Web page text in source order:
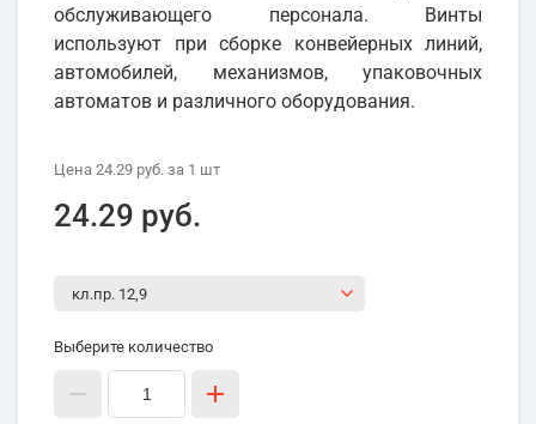
обслуживающего персонала. Винты
используют при сборке конвейерных линий,
автомобилей, механизмов, упаковочных
автоматов и различного оборудования.
Цена 24.29 руб. за 1 шт
24.29 руб.
Выберите количество